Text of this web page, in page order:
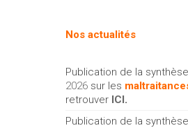
Nos actualités
Publication de la
2026sur les
retrouver ICI.
Publication de la